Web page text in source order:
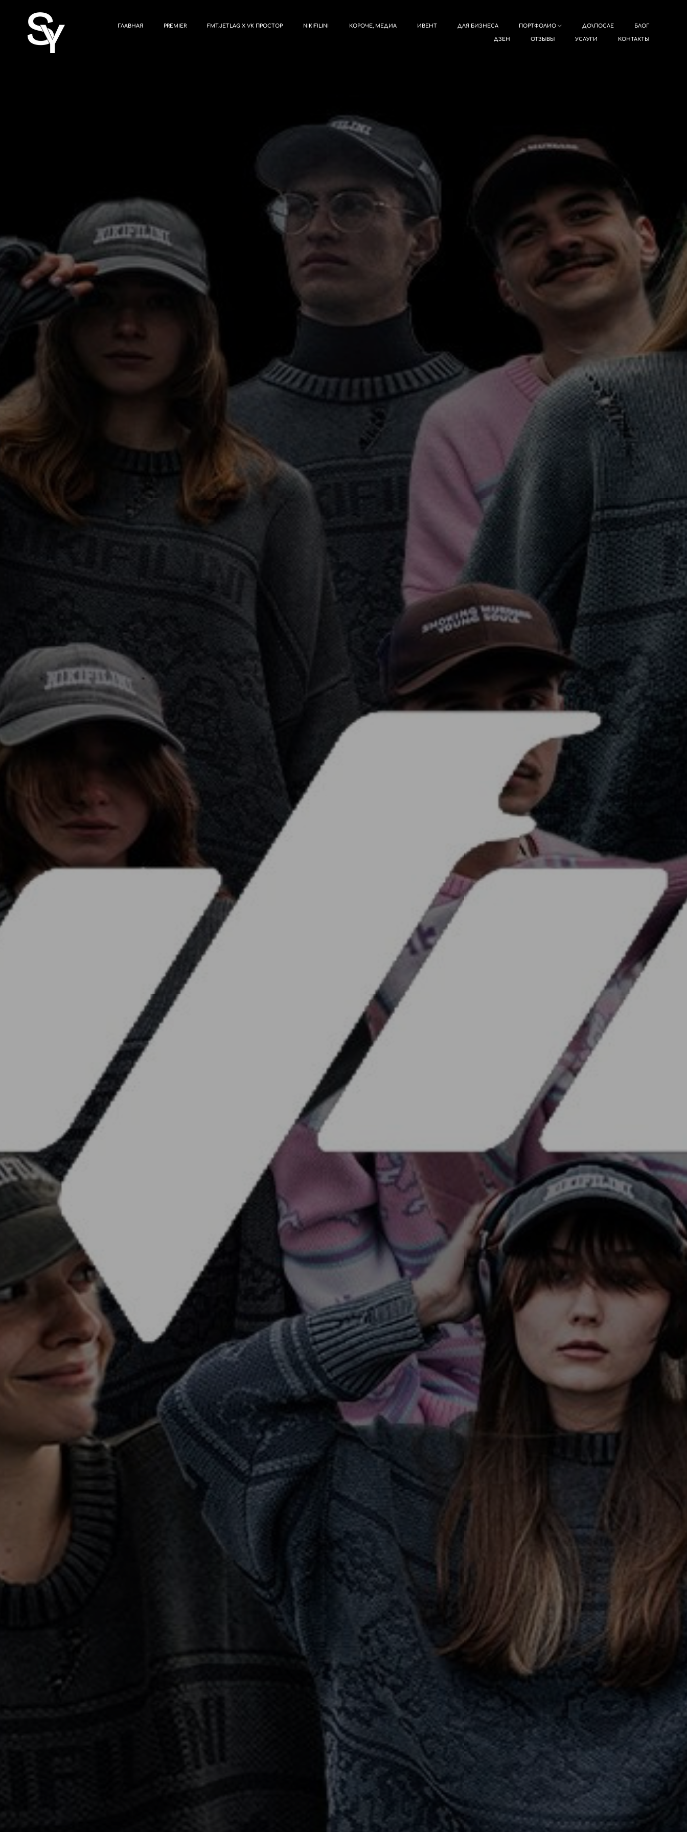
ГЛАВНАЯ PREMIER FMT.JETLAG X VK ПРОСТОР NIKIFILINI КОРОЧЕ, МЕДИА ИВЕНТ ДЛЯ БИЗНЕСА ПОРТФОЛИО ДО\ПОСЛЕ БЛОГ
ДЗЕН ОТЗЫВЫ УСЛУГИ КОНТАКТЫ